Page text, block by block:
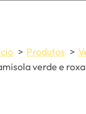
Produtos
verde e